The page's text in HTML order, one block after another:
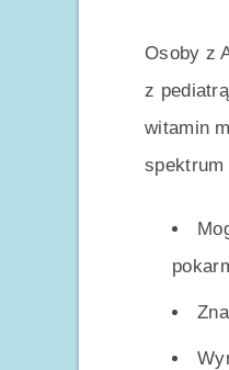
Osoby z
z
witamin
spektrum